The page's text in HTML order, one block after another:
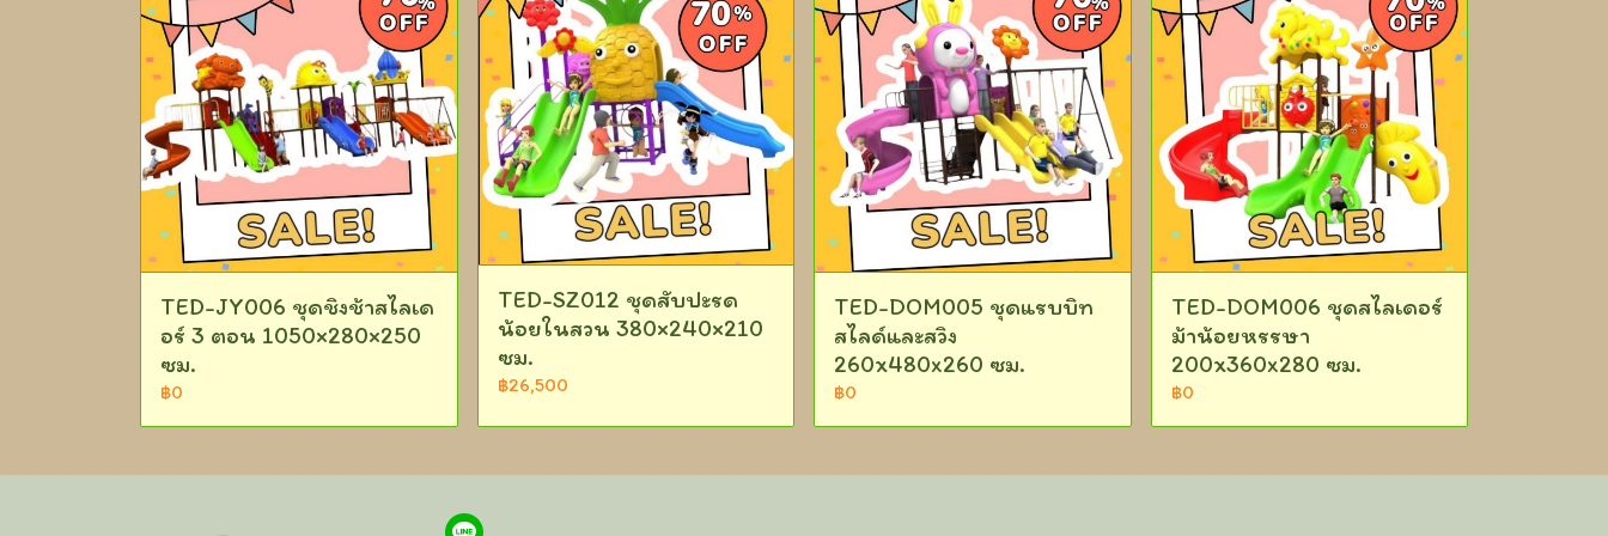
TED-JY006 ชุดชิงช้าสไลเด
อร์ 3 ตอน 1050×280×250
ซม.
฿0
TED-SZ012 ชุดสับปะรด
น้อยในสวน 380×240×210
ซม.
฿26,500
TED-DOM005 ชุดแรบบิท
สไลด์และสวิง
260x480x260 ซม.
฿0
TED-DOM006 ชุดสไลเดอร์
ม้าน้อยหรรษา
200x360x280 ซม.
฿0